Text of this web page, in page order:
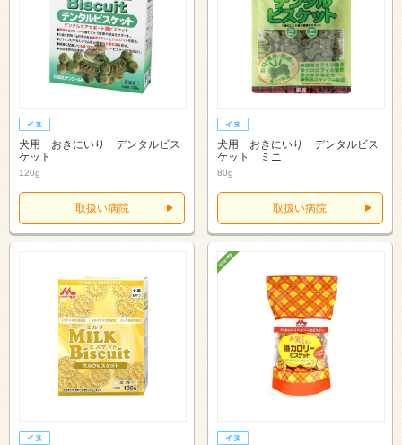
犬用 おきにいり デンタルビス
ケット
120g
取扱い病院
犬用 おきにいり デンタルビス
ケット ミニ
80g
取扱い病院